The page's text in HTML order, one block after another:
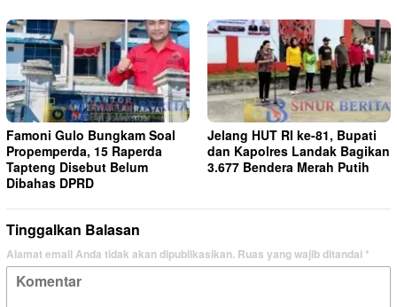
Famoni Gulo Bungkam Soal
Propemperda, 15 Raperda
Tapteng Disebut Belum
Dibahas DPRD
Jelang HUT RI ke-81, Bupati
dan Kapolres Landak Bagikan
3.677 Bendera Merah Putih
Tinggalkan Balasan
Alamat email Anda tidak akan dipublikasikan. Ruas yang wajib ditandai*